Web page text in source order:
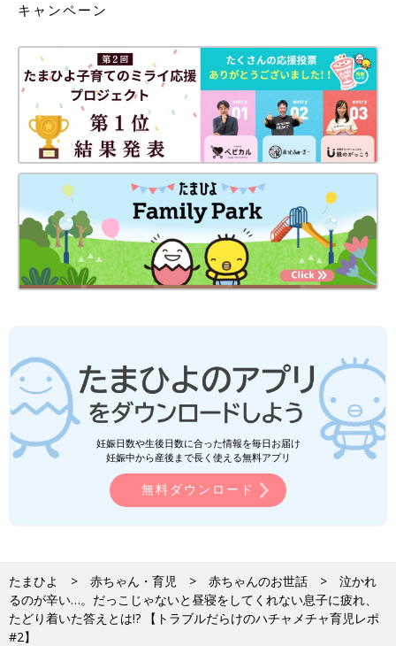
キャンペーン
妊娠日数や生後日数に合った情報を毎日お届け
妊娠中から産後まで長く使える無料アプリ
無料ダウンロード
たまひよ 赤ちゃん・育児 赤ちゃんのお世話
泣かれ
るのが辛い…。だっこじゃないと昼寝をしてくれない息子に疲れ、
たどり着いた答えとは!? 【トラブルだらけのハチャメチャ育児レポ
#2】